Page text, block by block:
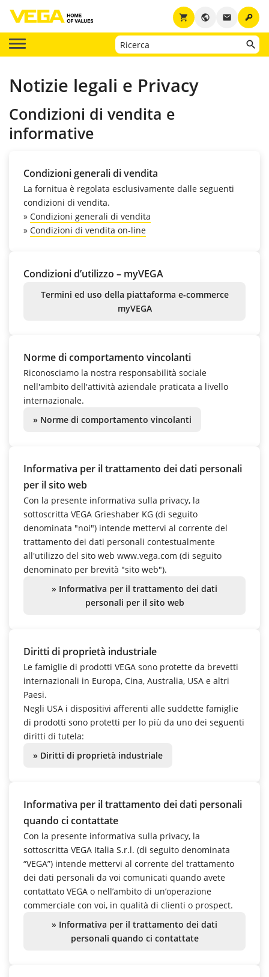
key
email
public
shopping_cart
Notizie legali e Privacy
Condizioni di vendita e
informative
Condizioni generali di vendita
La fornitua è regolata esclusivamente dalle seguenti
condizioni di vendita.
» Condizioni generali di vendita
» Condizioni di vendita on-line
Condizioni d’utilizzo – myVEGA
Termini ed uso della piattaforma e-commerce
myVEGA
Norme di comportamento vincolanti
Riconosciamo la nostra responsabilità sociale
nell'ambito dell'attività aziendale praticata a livello
internazionale.
» Norme di comportamento vincolanti
Informativa per il trattamento dei dati personali
per il sito web
Con la presente informativa sulla privacy, la
sottoscritta VEGA Grieshaber KG (di seguito
denominata "noi") intende mettervi al corrente del
trattamento dei dati personali contestualmente
all'utilizzo del sito web www.vega.com (di seguito
denominato per brevità "sito web").
» Informativa per il trattamento dei dati
personali per il sito web
Diritti di proprietà industriale
Le famiglie di prodotti VEGA sono protette da brevetti
internazionali in Europa, Cina, Australia, USA e altri
Paesi.
Negli USA i dispositivi afferenti alle suddette famiglie
di prodotti sono protetti per lo più da uno dei seguenti
diritti di tutela:
» Diritti di proprietà industriale
Informativa per il trattamento dei dati personali
quando ci contattate
Con la presente informativa sulla privacy, la
sottoscritta VEGA Italia S.r.l. (di seguito denominata
“VEGA”) intende mettervi al corrente del trattamento
dei dati personali da voi comunicati quando avete
contattato VEGA o nell’ambito di un’operazione
commerciale con voi, in qualità di clienti o prospect.
» Informativa per il trattamento dei dati
personali quando ci contattate